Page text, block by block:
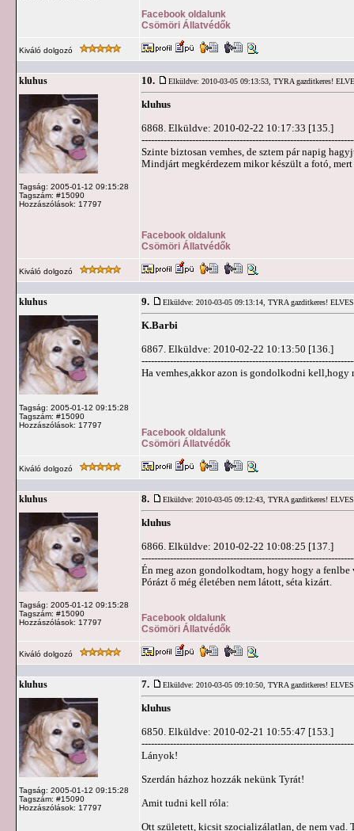
Facebook oldalunk
Csömöri Állatvédők
Kiváló dolgozó
kluhus
Tagság: 2005-01-12 09:15:28
Tagszám: #15090
Hozzászólások: 17797
10. Elküldve: 2010-03-05 09:13:53, TYRA gazditkeres!
kluhus
6868. Elküldve: 2010-02-22 10:17:33 [135.]
Szinte biztosan vemhes, de sztem pár napig
Mindjárt megkérdezem mikor készült a fotó,
Facebook oldalunk
Csömöri Állatvédők
Kiváló dolgozó
kluhus
Tagság: 2005-01-12 09:15:28
Tagszám: #15090
Hozzászólások: 17797
9. Elküldve: 2010-03-05 09:13:14, TYRA gazditkeres!
K.Barbi
6867. Elküldve: 2010-02-22 10:13:50 [136.]
Ha vemhes,akkor azon is gondolkodni kell,hogy
Facebook oldalunk
Csömöri Állatvédők
Kiváló dolgozó
kluhus
Tagság: 2005-01-12 09:15:28
Tagszám: #15090
Hozzászólások: 17797
8. Elküldve: 2010-03-05 09:12:43, TYRA gazditkeres!
kluhus
6866. Elküldve: 2010-02-22 10:08:25 [137.]
Én meg azon gondolkodtam, hogy hogy a fenlbe
Pórázt ő még életében nem látott, séta kizárt.
Facebook oldalunk
Csömöri Állatvédők
Kiváló dolgozó
kluhus
Tagság: 2005-01-12 09:15:28
Tagszám: #15090
Hozzászólások: 17797
7. Elküldve: 2010-03-05 09:10:50, TYRA gazditkeres!
kluhus
6850. Elküldve: 2010-02-21 10:55:47 [153.]
Lányok!
Szerdán házhoz hozzák nekünk Tyrát!
Amit tudni kell róla:
Ott született, kicsit szocializálatlan, de nem vad.